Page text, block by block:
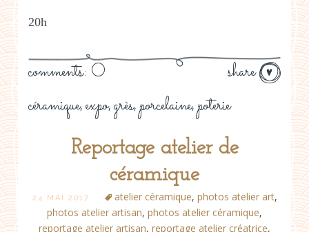
20h
share
comments: 0
céramique, expo, grès, porcelaine, poterie
Reportage atelier de
céramique
24 MAI 2017 atelier céramique, photos atelier art,
photos atelier artisan, photos atelier céramique,
reportage atelier artisan, reportage atelier créatrice,